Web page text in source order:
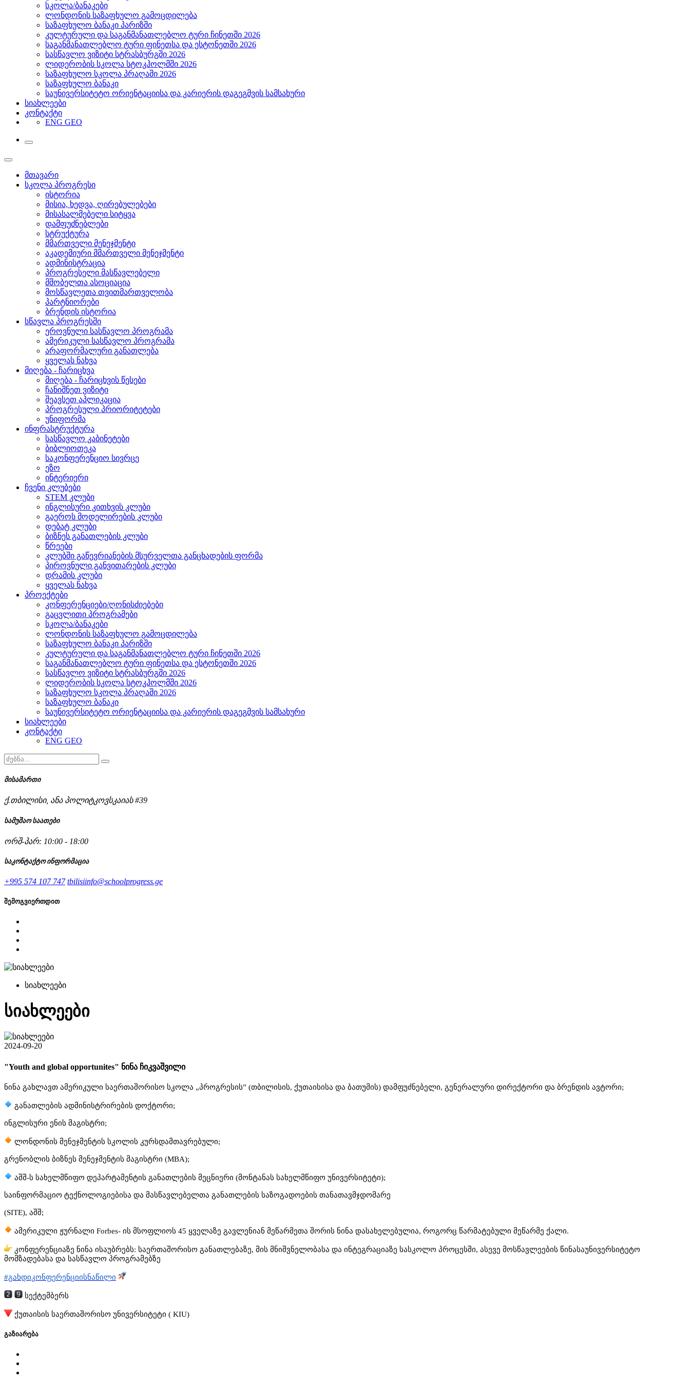
სკოლა/ბანაკები
ლონდონის საზაფხულო გამოცდილება
საზაფხულო ბანაკი პარიზში
კულტურული და საგანმანათლებლო ტური ჩინეთში 2026
საგანმანათლებლო ტური ფინეთსა და ესტონეთში 2026
სასწავლო ვიზიტი სტრასბურგში 2026
ლიდერობის სკოლა სტოკჰოლმში 2026
საზაფხულო სკოლა პრაღაში 2026
საზაფხულო ბანაკი
საუნივერსიტეტო ორიენტაციისა და კარიერის დაგეგმვის სამსახური
სიახლეები
კონტაქტი
ENG GEO
მთავარი
სკოლა პროგრესი
ისტორია
მისია, ხედვა, ღირებულებები
მისასალმებელი სიტყვა
დამფუძნებლები
სტრუქტურა
მმართველი მენეჯმენტი
აკადემიური მმართველი მენეჯმენტი
ადმინისტრაცია
პროგრესელი მასწავლებელი
მშობელთა ასოციაცია
მოსწავლეთა თვითმართველობა
პარტნიორები
ბრენდის ისტორია
სწავლა პროგრესში
ეროვნული სასწავლო პროგრამა
ამერიკული სასწავლო პროგრამა
არაფორმალური განათლება
ყველას ნახვა
მიღება - ჩარიცხვა
მიღება - ჩარიცხვის წესები
ჩანიშნეთ ვიზიტი
შეავსეთ აპლიკაცია
პროგრესული პრიორიტეტები
უნიფორმა
ინფრასტრუქტურა
სასწავლო კაბინეტები
ბიბლიოთეკა
საკონფერენციო სივრცე
ეზო
ინტერიერი
ჩვენი კლუბები
STEM კლუბი
ინგლისური კითხვის კლუბი
გაეროს მოდელირების კლუბი
დებატ კლუბი
ბიზნეს განათლების კლუბი
წრეები
კლუბში გაწევრიანების მსურველთა განცხადების ფორმა
პიროვნული განვითარების კლუბი
დრამის კლუბი
ყველას ნახვა
პროექტები
კონფერენციები/ღონისძიებები
გაცვლითი პროგრამები
სკოლა/ბანაკები
ლონდონის საზაფხულო გამოცდილება
საზაფხულო ბანაკი პარიზში
კულტურული და საგანმანათლებლო ტური ჩინეთში 2026
საგანმანათლებლო ტური ფინეთსა და ესტონეთში 2026
სასწავლო ვიზიტი სტრასბურგში 2026
ლიდერობის სკოლა სტოკჰოლმში 2026
საზაფხულო სკოლა პრაღაში 2026
საზაფხულო ბანაკი
საუნივერსიტეტო ორიენტაციისა და კარიერის დაგეგმვის სამსახური
სიახლეები
კონტაქტი
ENG GEO
მისამართი
ქ.თბილისი, ანა პოლიტკოვსკაიას #39
სამუშაო საათები
ორშ-პარ: 10:00 - 18:00
საკონტაქტო ინფორმაცია
+995 574 107 747 tbilisiinfo@schoolprogress.ge
შემოგვიერთდით
სიახლეები
სიახლეები
2024-09-20
"Youth and global opportunites" ნინა ჩიკვაშვილი
ნინა გახლავთ ამერიკული საერთაშორისო სკოლა „პროგრესის” (თბილისის, ქუთაისისა და ბათუმის) დამფუძნებელი, გენერალური დირექტორი და ბრენდის ავტორი;
განათლების ადმინისტრირების დოქტორი;
ინგლისური ენის მაგისტრი;
ლონდონის მენეჯმენტის სკოლის კურსდამთავრებული;
გრენობლის ბიზნეს მენეჯმენტის მაგისტრი (MBA);
აშშ-ს სახელმწიფო დეპარტამენტის განათლების მეცნიერი (მონტანას სახელმწიფო უნივერსიტეტი);
საინფორმაციო ტექნოლოგიებისა და მასწავლებელთა განათლების საზოგადოების თანათავმჯდომარე
(SITE), აშშ;
ამერიკული ჟურნალი Forbes- ის მსოფლიოს 45 ყველაზე გავლენიან მეწარმეთა შორის ნინა დასახელებულია, როგორც წარმატებული მეწარმე ქალი.
კონფერენციაზე ნინა ისაუბრებს: საერთაშორისო განათლებაზე, მის მნიშვნელობასა და ინტეგრაციაზე სასკოლო პროცესში, ასევე მოსწავლეების წინასაუნივერსიტეტო
მომზადებასა და სასწავლო პროგრამებზე
#გახდიკონფერენციისნაწილი
სექტემბერს
ქუთაისის საერთაშორისო უნივერსიტეტი ( KIU)
გაზიარება